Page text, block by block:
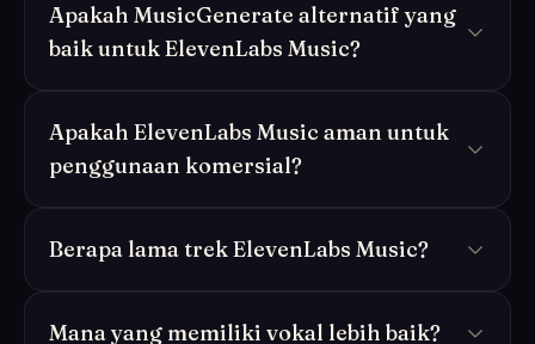
Apakah MusicGenerate alternatif yang
baik untuk ElevenLabs Music?
Apakah ElevenLabs Music aman untuk
penggunaan komersial?
Berapa lama trek ElevenLabs Music?
Mana yang memiliki vokal lebih baik?